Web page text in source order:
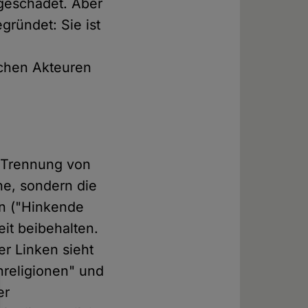
Aber
Sie ist
Akteuren
von
sondern die
("Hinkende
beibehalten.
Linken sieht
und